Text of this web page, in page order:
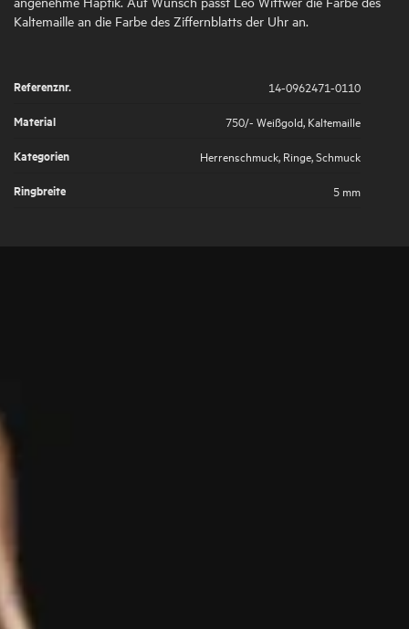
Kaltemaille an die Farbe des Ziffernblatts der Uhr an.
Referenznr.
14-0962471-0110
Material
750/- Weißgold Kaltemaille
Kategorien
Herrenschmuck Ringe Schmuck
Ringbreite
5 mm